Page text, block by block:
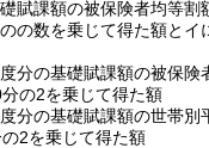
賦課額の被保険者均等割
の数を乗じて得た額とイ
分の基礎賦課額の被保険
の2を乗じて得た額
分の基礎賦課額の世帯別
2を乗じて得た額